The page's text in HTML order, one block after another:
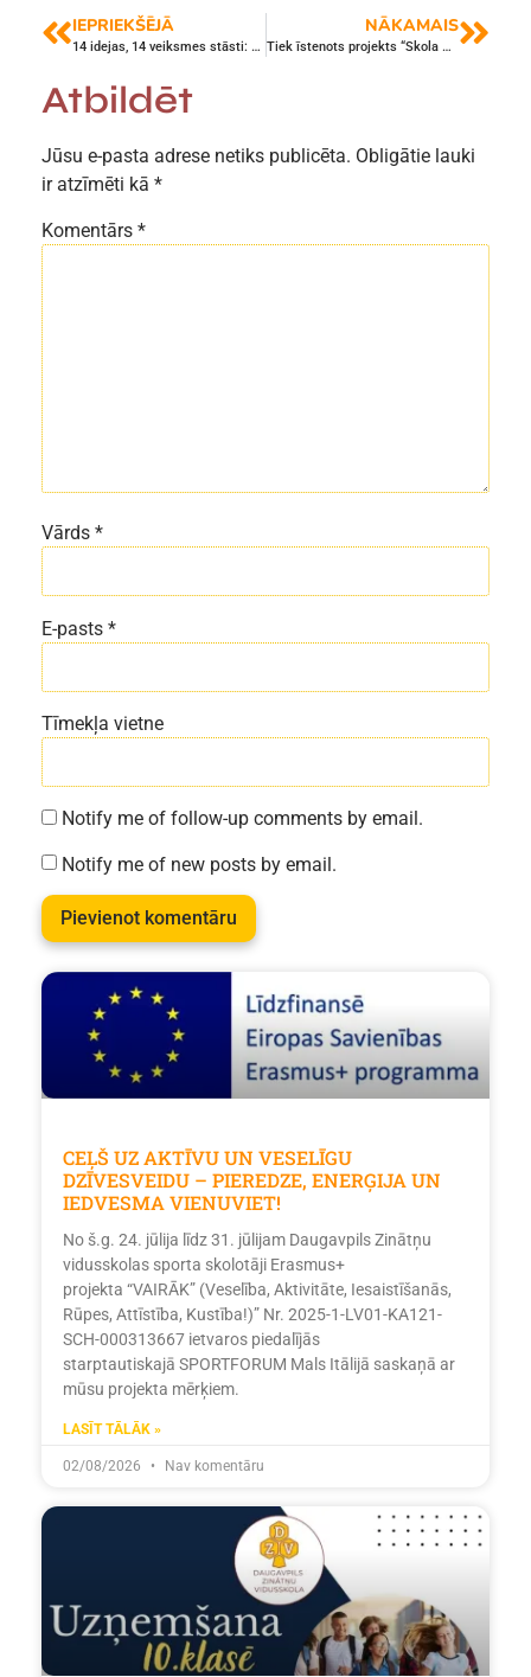
IEPRIEKŠĒJĀ
14 idejas, 14 veiksmes stāsti: skolas jaunie uzņēmēji aizvada spraigu tirdziņu
NĀKAMAIS
Tiek īstenots projekts “Skola – kopienā”
Atbildēt
Jūsu e-pasta adrese netiks publicēta. Obligātie lauki
ir atzīmēti kā *
Komentārs *
Vārds *
E-pasts *
Tīmekļa vietne
Notify me of follow-up comments by email.
Notify me of new posts by email.
CEĻŠ UZ AKTĪVU UN VESELĪGU
DZĪVESVEIDU – PIEREDZE, ENERĢIJA UN
IEDVESMA VIENUVIET!
No š.g. 24. jūlija līdz 31. jūlijam Daugavpils Zinātņu
vidusskolas sporta skolotāji Erasmus+
projekta “VAIRĀK” (Veselība, Aktivitāte, Iesaistīšanās,
Rūpes, Attīstība, Kustība!)” Nr. 2025-1-LV01-KA121-
SCH-000313667 ietvaros piedalījās
starptautiskajā SPORTFORUM Mals Itālijā saskaņā ar
mūsu projekta mērķiem.
LASĪT TĀLĀK »
02/08/2026 Nav komentāru